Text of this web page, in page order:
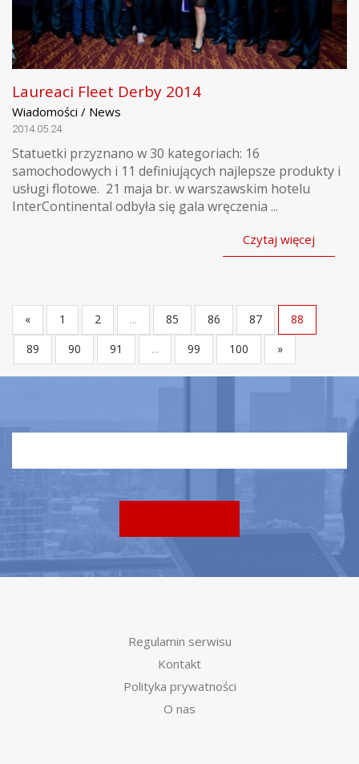
Laureaci Fleet Derby 2014
Wiadomości / News
2014.05.24
Statuetki przyznano w 30 kategoriach: 16
samochodowych i 11 definiujących najlepsze produkty i
usługi flotowe. 21 maja br. w warszawskim hotelu
InterContinental odbyła się gala wręczenia ...
Czytaj więcej
« 1 2 ... 85 86 87
88
89
90 91 ... 99 100 »
Regulamin serwisu
Kontakt
Polityka prywatności
O nas